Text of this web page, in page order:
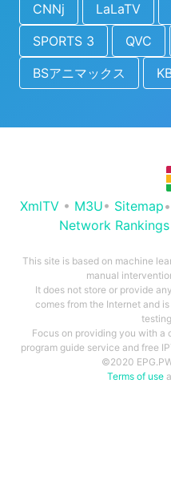
CNNj
LaLaTV
SPORTS 3
QVC
BSアニマックス
XmlTV • M3U• Sitemap•
Network Rankings
This site is based on machine
manual
It does not store or provide
comes from the Internet and
Focus on providing you with a
program guide service and free
©2020
Terms of use